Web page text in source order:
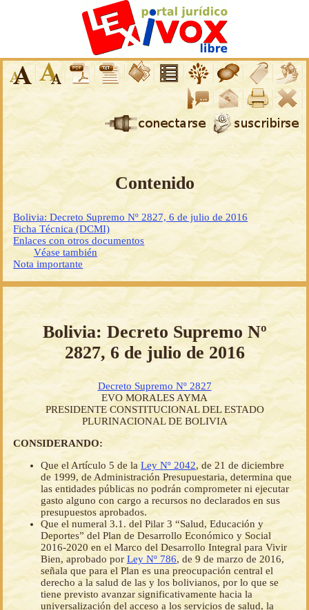
Contenido
Bolivia: Decreto Supremo Nº 2827, 6 de julio de 2016
Ficha Técnica (DCMI)
Enlaces con otros documentos
Véase también
Nota importante
Bolivia: Decreto Supremo Nº
2827, 6 de julio de 2016
Decreto Supremo Nº 2827
EVO MORALES AYMA
PRESIDENTE CONSTITUCIONAL DEL ESTADO
PLURINACIONAL DE BOLIVIA
CONSIDERANDO:
Que el Artículo 5 de la Ley Nº 2042, de 21 de diciembre
de 1999, de Administración Presupuestaria, determina que
las entidades públicas no podrán comprometer ni ejecutar
gasto alguno con cargo a recursos no declarados en sus
presupuestos aprobados.
Que el numeral 3.1. del Pilar 3 “Salud, Educación y
Deportes” del Plan de Desarrollo Económico y Social
2016-2020 en el Marco del Desarrollo Integral para Vivir
Bien, aprobado por Ley Nº 786, de 9 de marzo de 2016,
señala que para el Plan es una preocupación central el
derecho a la salud de las y los bolivianos, por lo que se
tiene previsto avanzar significativamente hacia la
universalización del acceso a los servicios de salud, la